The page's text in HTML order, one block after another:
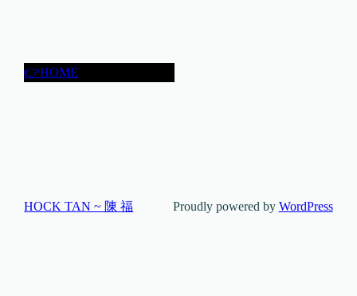
👉HOME
HOCK TAN ~ 陳 福 Proudly powered by WordPress